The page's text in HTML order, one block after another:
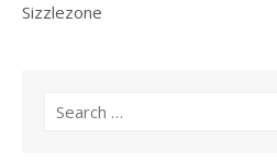
Sizzlezone
Search